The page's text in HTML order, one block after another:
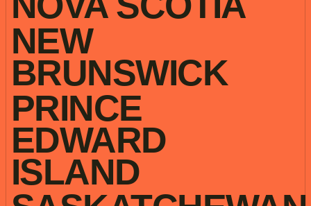
NEW
BRUNSWICK
PRINCE
EDWARD
ISLAND